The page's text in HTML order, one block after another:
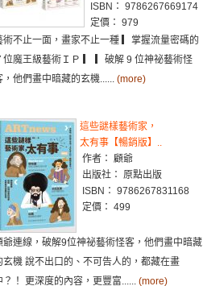
ISBN： 9786267669174
定價： 979
術不止一面，畫家不止一種 ▎掌握流量密碼的
位魔王級藝術ＩＰ ▎ ▎破解 9 位神祕藝術怪
，他們畫中暗藏的玄機...... (more)
這些謎樣藝術家，
太有事【暢銷版】..
作者： 顧爺
出版社： 原點出版
ISBN： 9786267831168
定價： 499
爺連線，破解9位神祕藝術怪客，他們畫中暗藏
玄機 說不出口的、不可告人的，都藏在畫
？！ 更深度的內容，更豐富...... (more)